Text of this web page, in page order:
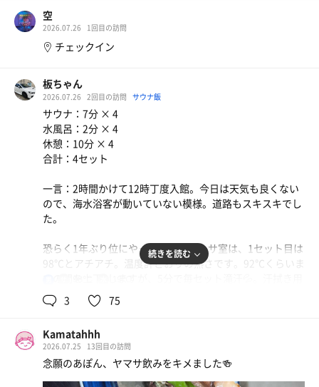
空
2026.07.26 1回目の訪問
チェックイン
板ちゃん
2026.07.26 2回目の訪問 サウナ飯
サウナ：7分 × 4
水風呂：2分 × 4
休憩：10分 × 4
合計：4セット
一言：2時間かけて12時丁度入館。今日は天気も良くない
ので、海水浴客が動いていない模様。道路もスキスキでし
た。
恐らく1年ぶり位にやって来ました。サ室は、1セット目は
98℃とアチアチ。温度計どおりの熱さです。92℃くらいま
の小さなタオルが有難いですね。
ますが、吐水口からのが地下水ではないでしょうか。2分
たっぷりと浸かります。ホースの💦を頭からかぶったら最
高😀でした。
続きを読む
3 75
Kamatahhh
2026.07.25 13回目の訪問
念願のあぽん、ヤマサ飲みをキメました🍻